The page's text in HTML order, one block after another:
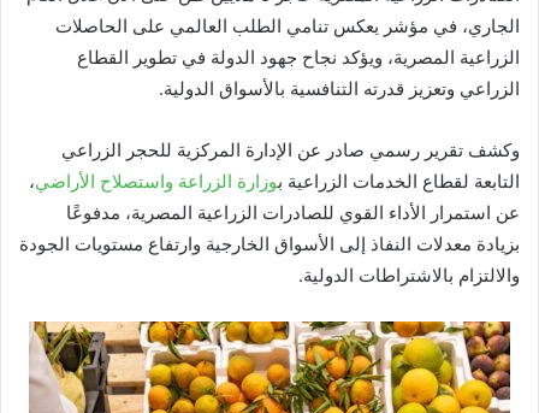
الجاري، في مؤشر يعكس تنامي الطلب العالمي على الحاصلات
الزراعية المصرية، ويؤكد نجاح جهود الدولة في تطوير القطاع
الزراعي وتعزيز قدرته التنافسية بالأسواق الدولية.
وكشف تقرير رسمي صادر عن الإدارة المركزية للحجر الزراعي
التابعة لقطاع الخدمات الزراعية بوزارة الزراعة واستصلاح الأراضي،
عن استمرار الأداء القوي للصادرات الزراعية المصرية، مدفوعًا
بزيادة معدلات النفاذ إلى الأسواق الخارجية وارتفاع مستويات الجودة
والالتزام بالاشتراطات الدولية.